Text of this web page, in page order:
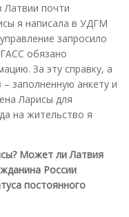
Латвии почти
я написала в УДГМ
запросило
обязано
За эту справку, а
заполненную анкету и
Ларисы для
на жительство я
Может ли Латвия
России
постоянного